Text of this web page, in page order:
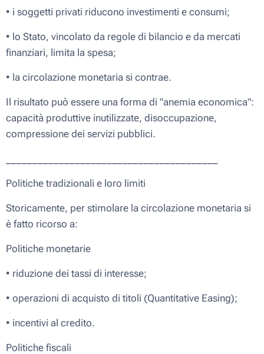
• i soggetti privati riducono investimenti e consumi;
• lo Stato, vincolato da regole di bilancio e da mercati
finanziari, limita la spesa;
• la circolazione monetaria si contrae.
Il risultato può essere una forma di "anemia economica":
capacità produttive inutilizzate, disoccupazione,
compressione dei servizi pubblici.
Politiche tradizionali e loro limiti
Storicamente, per stimolare la circolazione monetaria si
è fatto ricorso a:
Politiche monetarie
• riduzione dei tassi di interesse;
• operazioni di acquisto di titoli (Quantitative Easing);
• incentivi al credito.
Politiche fiscali